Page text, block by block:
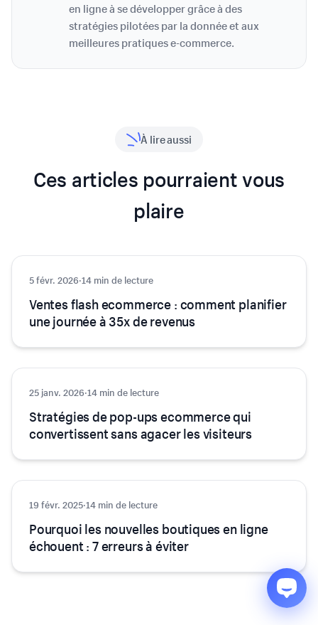
en ligne à se développer grâce à des
stratégies pilotées par la donnée et aux
meilleures pratiques e-commerce.
À lire aussi
Ces articles pourraient vous
plaire
Astuces et conseils
5 févr. 2026·14 min de lecture
Ventes flash ecommerce : comment planifier
une journée à 35x de revenus
Astuces et conseils
25 janv. 2026·14 min de lecture
Stratégies de pop-ups ecommerce qui
convertissent sans agacer les visiteurs
Astuces et conseils
19 févr. 2025·14 min de lecture
Pourquoi les nouvelles boutiques en ligne
échouent : 7 erreurs à éviter